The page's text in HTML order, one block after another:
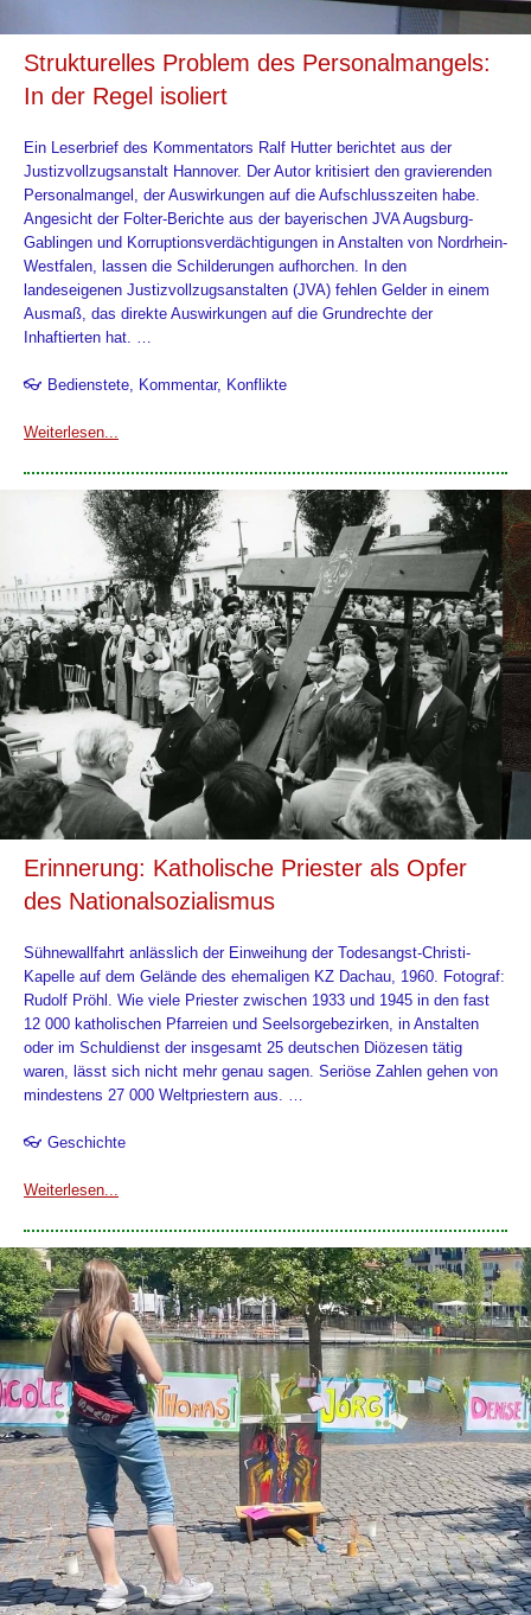
Strukturelles Problem des Personalmangels:
In der Regel isoliert
Ein Leserbrief des Kommentators Ralf Hutter berichtet aus der
Justizvollzugsanstalt Hannover. Der Autor kritisiert den gravierenden
Personalmangel, der Auswirkungen auf die Aufschlusszeiten habe.
Angesicht der Folter-Berichte aus der bayerischen JVA Augsburg-
Gablingen und Korruptionsverdächtigungen in Anstalten von Nordrhein-
Westfalen, lassen die Schilderungen aufhorchen. In den
landeseigenen Justizvollzugsanstalten (JVA) fehlen Gelder in einem
Ausmaß, das direkte Auswirkungen auf die Grundrechte der
Inhaftierten hat. …
👓 Bedienstete, Kommentar, Konflikte
Weiterlesen...
Erinnerung: Katholische Priester als Opfer
des Nationalsozialismus
Sühnewallfahrt anlässlich der Einweihung der Todesangst-Christi-
Kapelle auf dem Gelände des ehemaligen KZ Dachau, 1960. Fotograf:
Rudolf Pröhl. Wie viele Priester zwischen 1933 und 1945 in den fast
12 000 katholischen Pfarreien und Seelsorgebezirken, in Anstalten
oder im Schuldienst der insgesamt 25 deutschen Diözesen tätig
waren, lässt sich nicht mehr genau sagen. Seriöse Zahlen gehen von
mindestens 27 000 Weltpriestern aus. …
👓 Geschichte
Weiterlesen...